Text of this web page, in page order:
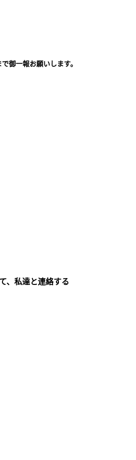
御一報お願いします。
、私達と連絡する